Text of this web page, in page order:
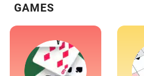
GAMES